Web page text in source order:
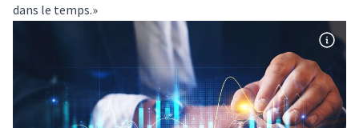
dans le temps.»